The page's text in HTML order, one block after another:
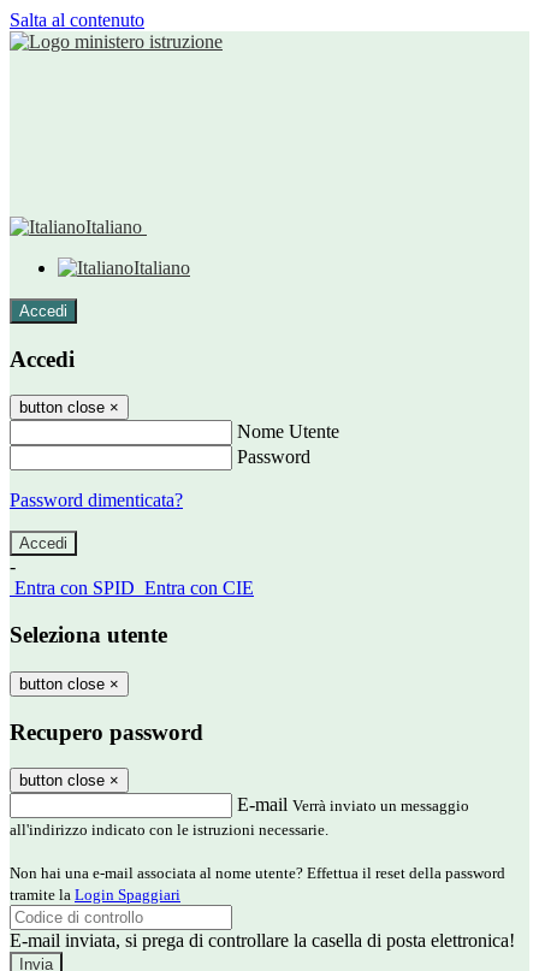
Salta al contenuto
Italiano
Italiano
Accedi
Accedi
button close ×
Nome Utente
Password
Password dimenticata?
-
Entra con SPID Entra con CIE
Seleziona utente
button close ×
Recupero password
button close ×
E-mail Verrà inviato un messaggio
all'indirizzo indicato con le istruzioni necessarie.
Non hai una e-mail associata al nome utente? Effettua il reset della password
tramite la Login Spaggiari
E-mail inviata, si prega di controllare la casella di posta elettronica!